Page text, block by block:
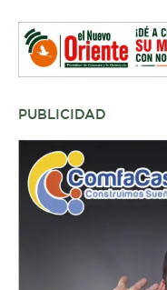
PUBLICIDAD